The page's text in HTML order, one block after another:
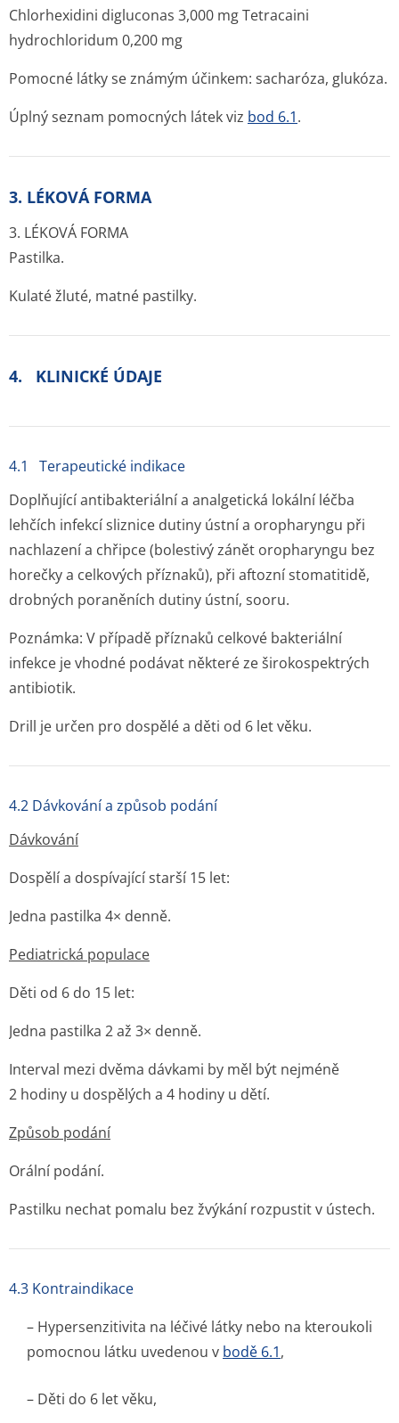
Chlorhexidini digluconas 3,000 mg Tetracaini
hydrochloridum 0,200 mg
Pomocné látky se známým účinkem: sacharóza, glukóza.
Úplný seznam pomocných látek viz bod 6.1.
3. LÉKOVÁ FORMA
3. LÉKOVÁ FORMA
Pastilka.
Kulaté žluté, matné pastilky.
4. KLINICKÉ ÚDAJE
4.1 Terapeutické indikace
Doplňující antibakteriální a analgetická lokální léčba
lehčích infekcí sliznice dutiny ústní a oropharyngu při
nachlazení a chřipce (bolestivý zánět oropharyngu bez
horečky a celkových příznaků), při aftozní stomatitidě,
drobných poraněních dutiny ústní, sooru.
Poznámka: V případě příznaků celkové bakteriální
infekce je vhodné podávat některé ze širokospektrých
antibiotik.
Drill je určen pro dospělé a děti od 6 let věku.
4.2 Dávkování a způsob podání
Dávkování
Dospělí a dospívající starší 15 let:
Jedna pastilka 4× denně.
Pediatrická populace
Děti od 6 do 15 let:
Jedna pastilka 2 až 3× denně.
Interval mezi dvěma dávkami by měl být nejméně
2 hodiny u dospělých a 4 hodiny u dětí.
Způsob podání
Orální podání.
Pastilku nechat pomalu bez žvýkání rozpustit v ústech.
4.3 Kontraindikace
– Hypersenzitivita na léčivé látky nebo na kteroukoli
pomocnou látku uvedenou v bodě 6.1,
– Děti do 6 let věku,